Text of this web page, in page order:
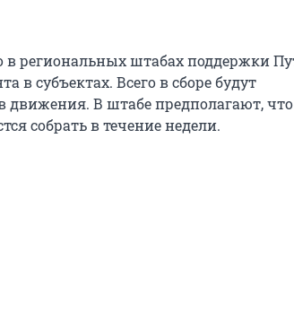
в региональных штабах поддержки
в субъектах. Всего в сборе будут
движения. В штабе предполагают, что
собрать в течение недели.